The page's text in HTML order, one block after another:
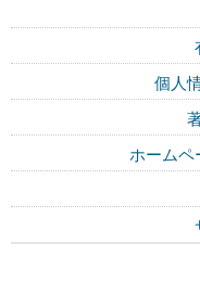
個人
ホームペ